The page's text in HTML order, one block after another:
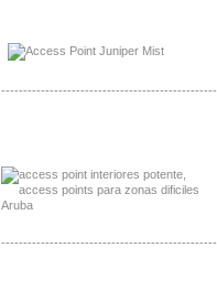
-------------------------------------------------
-------------------------------------------------